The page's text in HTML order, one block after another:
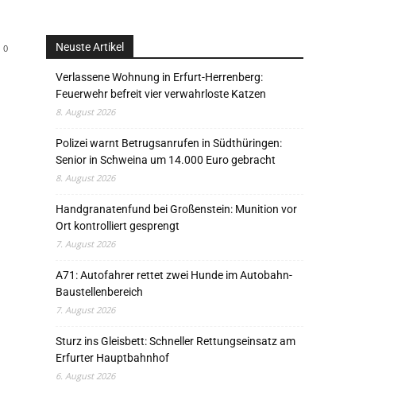
0 Neuste Artikel
Verlassene Wohnung in Erfurt-Herrenberg:
Feuerwehr befreit vier verwahrloste Katzen
8. August 2026
Polizei warnt Betrugsanrufen in Südthüringen:
Senior in Schweina um 14.000 Euro gebracht
8. August 2026
Handgranatenfund bei Großenstein: Munition vor
Ort kontrolliert gesprengt
7. August 2026
A71: Autofahrer rettet zwei Hunde im Autobahn-
Baustellenbereich
7. August 2026
Sturz ins Gleisbett: Schneller Rettungseinsatz am
Erfurter Hauptbahnhof
6. August 2026